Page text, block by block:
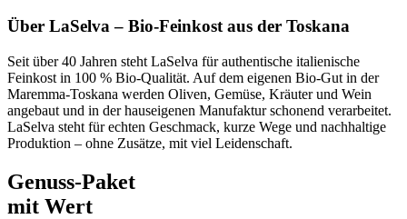
Über LaSelva – Bio-Feinkost aus der Toskana
Seit über 40 Jahren steht LaSelva für authentische italienische
Feinkost in 100 % Bio-Qualität. Auf dem eigenen Bio-Gut in der
Maremma-Toskana werden Oliven, Gemüse, Kräuter und Wein
angebaut und in der hauseigenen Manufaktur schonend verarbeitet.
LaSelva steht für echten Geschmack, kurze Wege und nachhaltige
Produktion – ohne Zusätze, mit viel Leidenschaft.
Genuss-Paket
mit Wert